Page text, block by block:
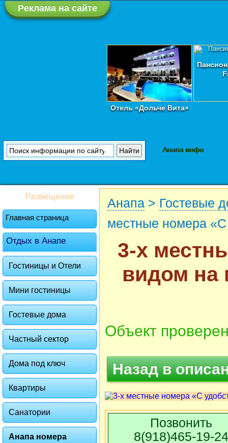
Реклама на сайте
Отель «Дольче Вита»
Анапа инфо
Размещение
Главная страница
Отдых в Анапе
Гостиницы и Отели
Мини гостиницы
Гостевые дома
Частный сектор
Дома под ключ
Квартиры
Санатории
Анапа номера
Анапа > Гостевые
местные номера
3-х
видом на
Объект
Назад в
Позвонить
8(918)465-19-24